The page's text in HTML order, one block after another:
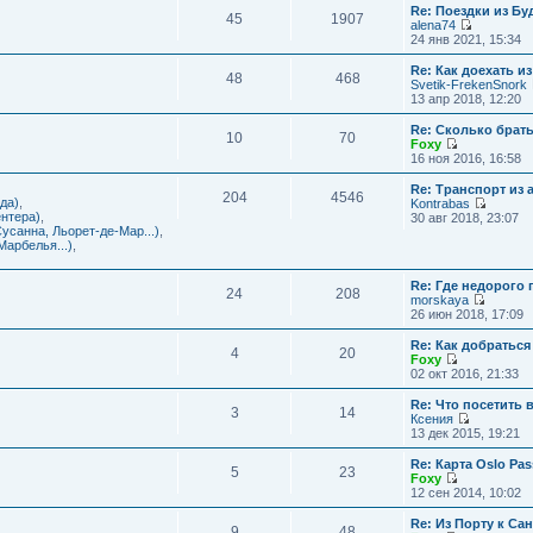
ю
о
б
щ
е
н
и
ю
е
м
у
с
о
о
б
щ
е
и
ю
л
д
н
е
м
у
с
о
б
щ
е
н
и
к
п
о
л
е
д
н
е
у
с
о
о
б
и
ю
45 1907
Re: Поездки из
alena74
П
е
р
е
й
т
к
п
о
л
е
д
с
о
о
щ
н
и
ю
24 янв 2021, 15:34
48 468
Re: Как доехать
Svetik-FrekenSnork
13 апр 2018, 12:20
10 70
Re: Сколько
Foxy
П
е
р
е
й
т
п
о
с
л
е
д
н
е
с
о
о
щ
н
и
ю
16 ноя 2016, 16:58
Льорет-де-Мар...)
204 4546
Re: Транспорт из
Kontrabas
П
й
т
п
о
л
е
д
е
с
о
о
щ
30 авг 2018, 23:07
24 208
Re: Где недорого
morskaya
П
е
р
е
й
т
к
п
о
л
д
н
е
26 июн 2018, 17:09
4 20
Re: Как
Foxy
П
е
р
е
й
т
к
п
о
л
02 окт 2016, 21:33
3 14
Re: Что посетить
Ксения
П
е
р
е
й
т
13 дек 2015, 19:21
5 23
Re: Карта Oslo
Foxy
П
е
р
12 сен 2014, 10:02
Re: Из Порту к